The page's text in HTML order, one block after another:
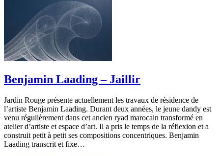
Benjamin Laading – Jaillir
Jardin Rouge présente actuellement les travaux de résidence de
l’artiste Benjamin Laading. Durant deux années, le jeune dandy est
venu régulièrement dans cet ancien ryad marocain transformé en
atelier d’artiste et espace d’art. Il a pris le temps de la réflexion et a
construit petit à petit ses compositions concentriques. Benjamin
Laading transcrit et fixe…